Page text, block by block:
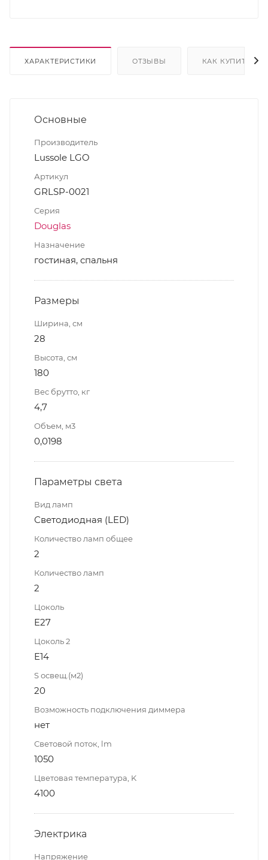
ХАРАКТЕРИСТИКИ ОТЗЫВЫ КАК КУПИТЬ
Основные
Производитель
Lussole LGO
Артикул
GRLSP-0021
Серия
Douglas
Назначение
гостиная, спальня
Размеры
Ширина, см
28
Высота, см
180
Вес брутто, кг
4,7
Объем, м3
0,0198
Параметры света
Вид ламп
Светодиодная (LED)
Количество ламп общее
2
Количество ламп
2
Цоколь
E27
Цоколь 2
E14
S освещ.(м2)
20
Возможность подключения диммера
нет
Световой поток, lm
1050
Цветовая температура, K
4100
Электрика
Напряжение